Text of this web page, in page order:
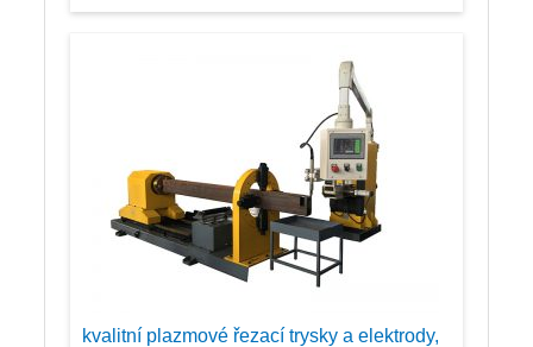
kvalitní plazmové řezací trysky a elektrody,